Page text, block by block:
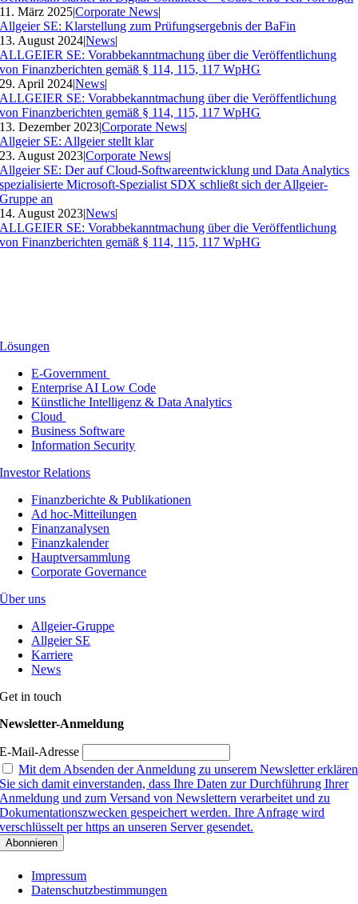
11. März 2025|Corporate News|
Allgeier SE: Klarstellung zum Prüfungsergebnis der BaFin
13. August 2024|News|
ALLGEIER SE: Vorabbekanntmachung über die Veröffentlichung
von Finanzberichten gemäß § 114, 115, 117 WpHG
29. April 2024|News|
ALLGEIER SE: Vorabbekanntmachung über die Veröffentlichung
von Finanzberichten gemäß § 114, 115, 117 WpHG
13. Dezember 2023|Corporate News|
Allgeier SE: Allgeier stellt klar
23. August 2023|Corporate News|
Allgeier SE: Der auf Cloud-Softwareentwicklung und Data Analytics
spezialisierte Microsoft-Spezialist SDX schließt sich der Allgeier-
Gruppe an
14. August 2023|News|
ALLGEIER SE: Vorabbekanntmachung über die Veröffentlichung
von Finanzberichten gemäß § 114, 115, 117 WpHG
Lösungen
E-Government
Enterprise AI Low Code
Künstliche Intelligenz & Data Analytics
Cloud
Business Software
Information Security
Investor Relations
Finanzberichte & Publikationen
Ad hoc-Mitteilungen
Finanzanalysen
Finanzkalender
Hauptversammlung
Corporate Governance
Über uns
Allgeier-Gruppe
Allgeier SE
Karriere
News
Get in touch
Newsletter-Anmeldung
E-Mail-Adresse
Mit dem Absenden der Anmeldung zu unserem Newsletter erklären
Sie sich damit einverstanden, dass Ihre Daten zur Durchführung Ihrer
Anmeldung und zum Versand von Newslettern verarbeitet und zu
Dokumentationszwecken gespeichert werden. Ihre Anfrage wird
verschlüsselt per https an unseren Server gesendet.
Impressum
Datenschutzbestimmungen